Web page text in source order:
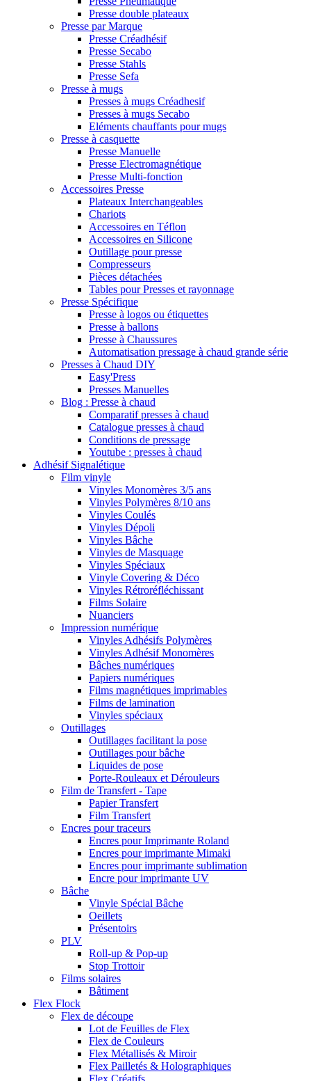
Presse double plateaux
Presse par Marque
Presse Créadhésif
Presse Secabo
Presse Stahls
Presse Sefa
Presse à mugs
Presses à mugs Créadhesif
Presses à mugs Secabo
Eléments chauffants pour mugs
Presse à casquette
Presse Manuelle
Presse Electromagnétique
Presse Multi-fonction
Accessoires Presse
Plateaux Interchangeables
Chariots
Accessoires en Téflon
Accessoires en Silicone
Outillage pour presse
Compresseurs
Pièces détachées
Tables pour Presses et rayonnage
Presse Spécifique
Presse à logos ou étiquettes
Presse à ballons
Presse à Chaussures
Automatisation pressage à chaud grande série
Presses à Chaud DIY
Easy'Press
Presses Manuelles
Blog : Presse à chaud
Comparatif presses à chaud
Catalogue presses à chaud
Conditions de pressage
Youtube : presses à chaud
Adhésif Signalétique
Film vinyle
Vinyles Monomères 3/5 ans
Vinyles Polymères 8/10 ans
Vinyles Coulés
Vinyles Dépoli
Vinyles Bâche
Vinyles de Masquage
Vinyles Spéciaux
Vinyle Covering & Déco
Vinyles Rétroréfléchissant
Films Solaire
Nuanciers
Impression numérique
Vinyles Adhésifs Polymères
Vinyles Adhésif Monomères
Bâches numériques
Papiers numériques
Films magnétiques imprimables
Films de lamination
Vinyles spéciaux
Outillages
Outillages facilitant la pose
Outillages pour bâche
Liquides de pose
Porte-Rouleaux et Dérouleurs
Film de Transfert - Tape
Papier Transfert
Film Transfert
Encres pour traceurs
Encres pour Imprimante Roland
Encres pour imprimante Mimaki
Encres pour imprimante sublimation
Encre pour imprimante UV
Bâche
Vinyle Spécial Bâche
Oeillets
Présentoirs
PLV
Roll-up & Pop-up
Stop Trottoir
Films solaires
Bâtiment
Flex Flock
Flex de découpe
Lot de Feuilles de Flex
Flex de Couleurs
Flex Métallisés & Miroir
Flex Pailletés & Holographiques